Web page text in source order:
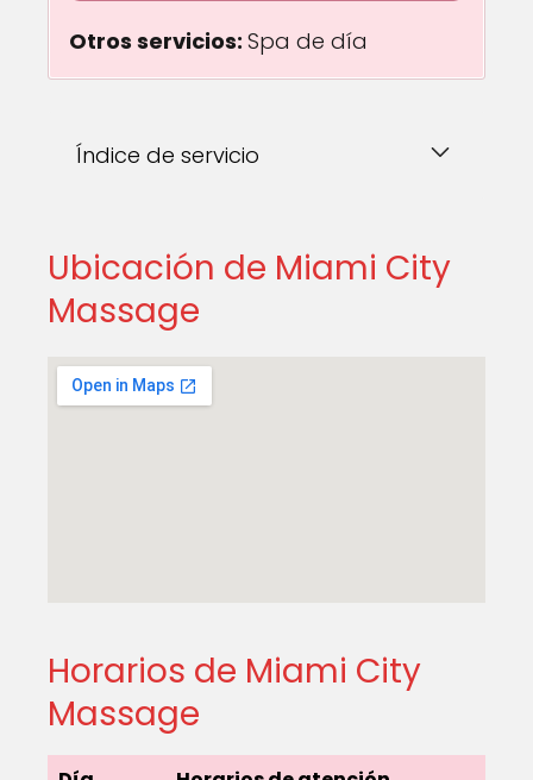
Otros servicios: Spa de día
Índice de servicio
Ubicación de Miami City
Massage
Horarios de Miami City
Massage